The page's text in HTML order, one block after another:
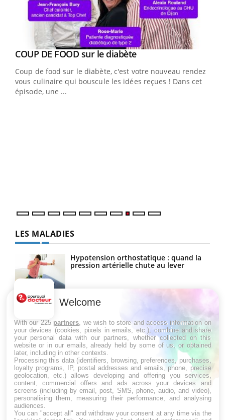
Youtube
COUP DE FOOD sur le diabèteYoutube
Coup de food sur le diabète, c'est votre nouveau rendez-
vous culinaire qui bouscule les idées reçues ! Dans cet
épisode, une ...
Youtube
Quand l’entreprise mise sur le bien être global
"Les rendez-vous de la santé et de la qualité de vie au
travail" de Pourquoi Docteur reçoivent Régis Blugeon,
DRH et directeur ...
LES MALADIES
Hypotension orthostatique : quand la
pression artérielle chute au lever
Drépanocytose : une déformation des
globules rouges aux conséquences
Maladie de Charcot (Sclérose latérale
amyotrophique)
Welcome
With our 225 partners , we wish to store and access information on
your devices (cookies, pixels in emails, etc.), combine and share
your personal data with our partners, whether collected on this
website or in our emails, already held by some of us, or obtained
later, including in other contexts.
Processing this data (identifiers, browsing, preferences, purchases,
loyalty programs, IP, postal addresses and emails, phone, precise
geolocation, etc.) allows developing and offering you services,
content, commercial offers and ads across your devices and
screens (including by email, post, SMS, phone, audio, and video),
personalising them, measuring their performance, and analysing
audiences.
You can "accept all" and withdraw your consent at any time via the